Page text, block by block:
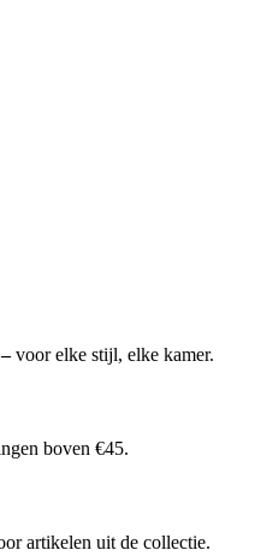
voor elke stijl, elke kamer.
boven €45.
artikelen uit de collectie.